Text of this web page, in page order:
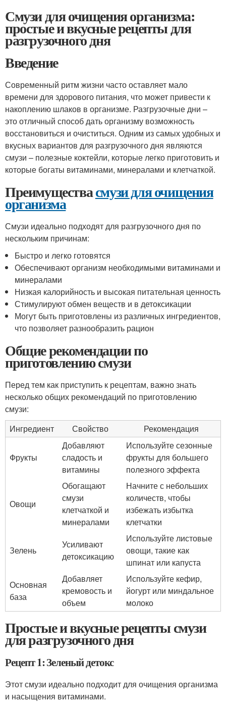
Смузи для очищения организма:
простые и вкусные рецепты для
разгрузочного дня
Введение
Современный ритм жизни часто оставляет мало
времени для здорового питания, что может привести к
накоплению шлаков в организме. Разгрузочные дни –
это отличный способ дать организму возможность
восстановиться и очиститься. Одним из самых удобных и
вкусных вариантов для разгрузочного дня являются
смузи – полезные коктейли, которые легко приготовить и
которые богаты витаминами, минералами и клетчаткой.
Преимуществасмузи для очищения
организма
Смузи идеально подходят для разгрузочного дня по
нескольким причинам:
Быстро и легко готовятся
Обеспечивают организм необходимыми витаминами и
минералами
Низкая калорийность и высокая питательная ценность
Стимулируют обмен веществ и в детоксикации
Могут быть приготовлены из различных ингредиентов,
что позволяет разнообразить рацион
Общие рекомендации по
приготовлению смузи
Перед тем как приступить к рецептам, важно знать
несколько общих рекомендаций по приготовлению
смузи:
Ингредиент
Свойство Рекомендация
Фрукты
Добавляют
сладость и
витамины
Используйте сезонные
фрукты для большего
полезного эффекта
Овощи
Обогащают
смузи
клетчаткой и
минералами
Начните с небольших
количеств, чтобы
избежать избытка
клетчатки
Зелень
Усиливают
детоксикацию
Используйте листовые
овощи, такие как
шпинат или капуста
Основная
база
Добавляет
кремовость и
объем
Используйте кефир,
йогурт или миндальное
молоко
Простые и вкусные рецепты смузи
для разгрузочного дня
Рецепт 1: Зеленый детокс
Этот смузи идеально подходит для очищения организма
и насыщения витаминами.